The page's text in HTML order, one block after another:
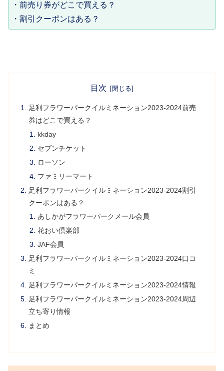
・前売り券がどこで買える？
・割引クーポンはある？
目次
足利フラワーパークイルミネーション2023-2024前売
券はどこで買える？
kkday
セブンチケット
ローソン
ファミリーマート
足利フラワーパークイルミネーション2023-2024割引
クーポンはある？
あしかがフラワーパークメール会員
花おい倶楽部
JAF会員
足利フラワーパークイルミネーション2023-2024口コ
ミ
足利フラワーパークイルミネーション2023-2024情報
足利フラワーパークイルミネーション2023-2024周辺
立ち寄り情報
まとめ